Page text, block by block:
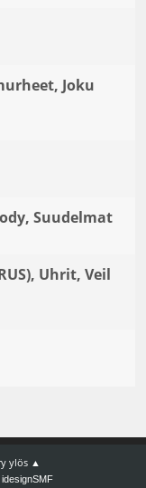
Joku
Suudelmat
Uhrit, Veil
ylös ▲
idesignSMF